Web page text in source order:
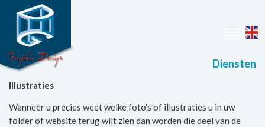
Diensten
Illustraties
Wanneer u precies weet welke foto's of illustraties u in uw
folder of website terug wilt zien dan worden die deel van de